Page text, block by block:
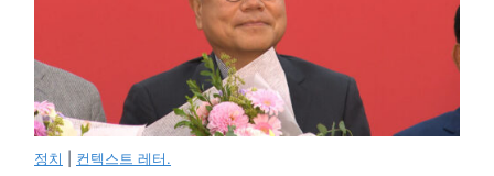
정치 컨텍스트 레터.